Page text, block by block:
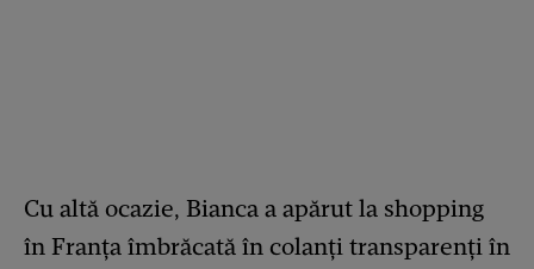
Cu altă ocazie, Bianca a apărut la shopping
în Franța îmbrăcată în colanți transparenți în